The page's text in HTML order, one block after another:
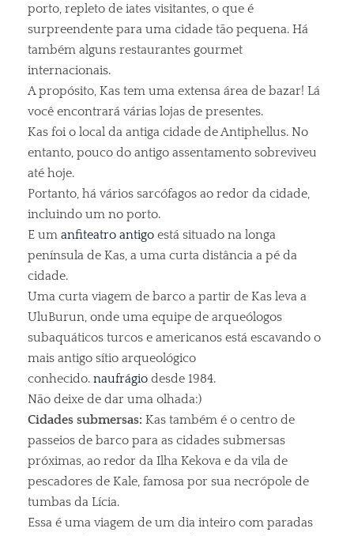
porto, repleto de iates visitantes, o que é
surpreendente para uma cidade tão pequena. Há
também alguns restaurantes gourmet
internacionais.
A propósito, Kas tem uma extensa área de bazar! Lá
você encontrará várias lojas de presentes.
Kas foi o local da antiga cidade de Antiphellus. No
entanto, pouco do antigo assentamento sobreviveu
até hoje.
Portanto, há vários sarcófagos ao redor da cidade,
incluindo um no porto.
E um anfiteatro antigo está situado na longa
península de Kas, a uma curta distância a pé da
cidade.
Uma curta viagem de barco a partir de Kas leva a
UluBurun, onde uma equipe de arqueólogos
subaquáticos turcos e americanos está escavando o
mais antigo sítio arqueológico
conhecido. naufrágio desde 1984.
Não deixe de dar uma olhada:)
Cidades submersas: Kas também é o centro de
passeios de barco para as cidades submersas
próximas, ao redor da Ilha Kekova e da vila de
pescadores de Kale, famosa por sua necrópole de
tumbas da Lícia.
Essa é uma viagem de um dia inteiro com paradas